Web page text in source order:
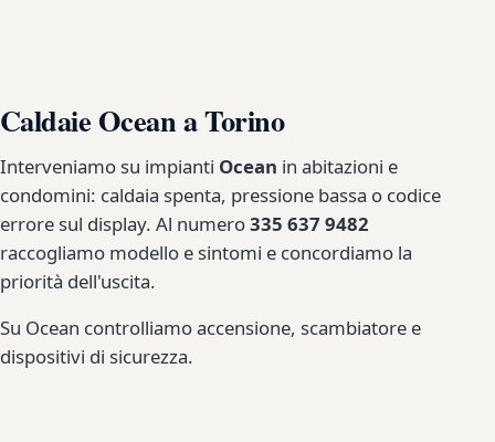
Caldaie Ocean a Torino
Interveniamo su impianti Ocean in abitazioni e
condomini: caldaia spenta, pressione bassa o codice
errore sul display. Al numero335 637 9482
raccogliamo modello e sintomi e concordiamo la
priorità dell'uscita.
Su Ocean controlliamo accensione, scambiatore e
dispositivi di sicurezza.